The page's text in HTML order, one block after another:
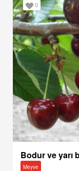
0
Bodur ve yarı
Meyve